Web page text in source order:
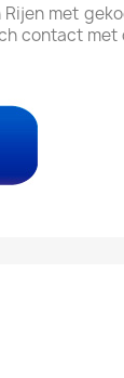
met
contact